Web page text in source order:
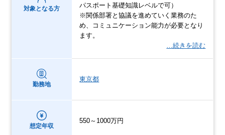
対象となる方
パスポート基礎知識レベルで可）
※関係部署と協議を進めていく業務のた
め、コミュニケーション能力が必要となり
ます。
…続きを読む
勤務地
東京都
想定年収
550～1000万円